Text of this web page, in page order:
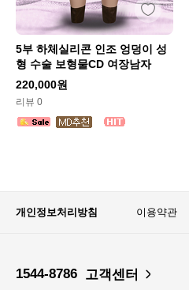
5부 하체실리콘 인조 엉덩이 성
형 수술 보형물CD 여장남자
220,000원
리뷰 0
개인정보처리방침 이용약관
1544-8786 고객센터